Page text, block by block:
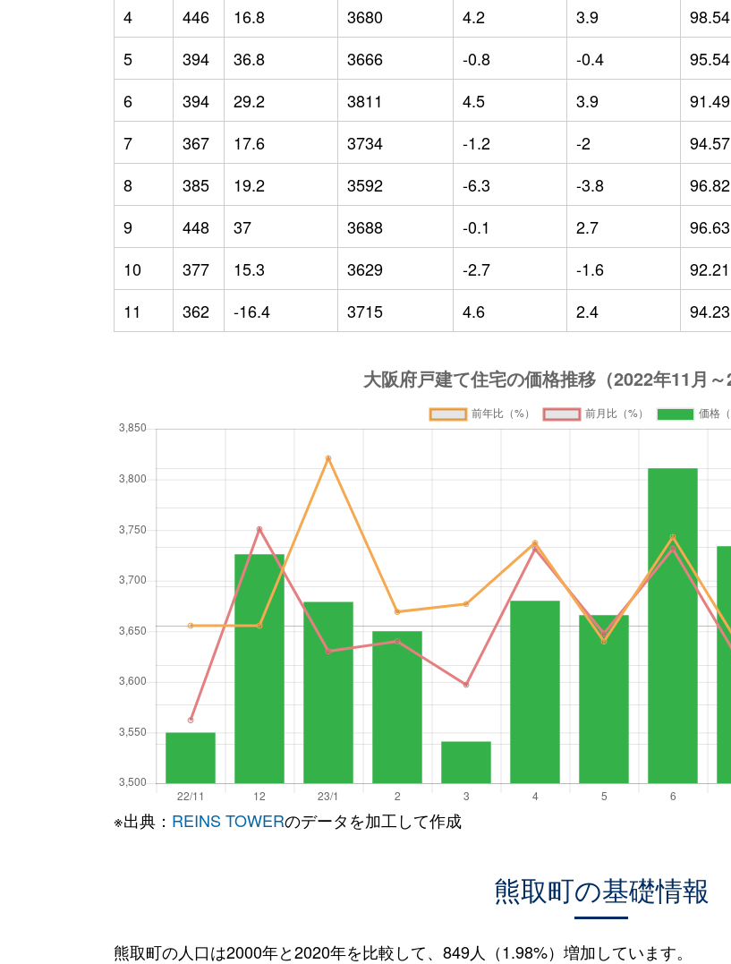
4 446 16.8 3680 4.2 3.9 98.54
5
394 36.8 3666 -0.8 -0.4 95.54
6
394 29.2 3811 4.5 3.9 91.49
7
367 17.6 3734 -1.2 -2 94.57
8
385 19.2 3592 -6.3 -3.8 96.82
9
448 37 3688 -0.1 2.7 96.63
10
377 15.3 3629 -2.7 -1.6 92.21
11
362 -16.4 3715 4.6 2.4 94.23
※出典： REINS TOWERのデータを加工して作成
熊取町の基礎情報
熊取町の人口は2000年と2020年を比較して、849人（1.98%）増加しています。